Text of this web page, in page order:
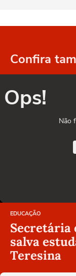
Confira
Ops!
Não
EDUCAÇÃO
Secretária
salva
Teresina